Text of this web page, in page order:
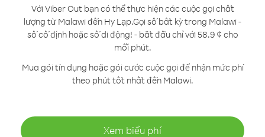
Với Viber Out bạn có thể thực hiện các cuộc gọi chất
lượng từ Malawi đến Hy Lạp.Gọi số bất kỳ trong Malawi -
số cố định hoặc số di động! - bắt đầu chỉ với 58.9 ¢ cho
mỗi phút.
Mua gói tín dụng hoặc gói cước cuộc gọi để nhận mức phí
theo phút tốt nhất đến Malawi.
Xem biểu phí